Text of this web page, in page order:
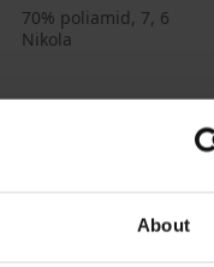
About
70% poliamid, 7, 6
Nikola